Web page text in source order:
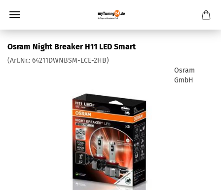
Osram Night Breaker H11 LED Smart
(Art.Nr.: 64211DWNBSM-ECE-2HB)
Osram
GmbH